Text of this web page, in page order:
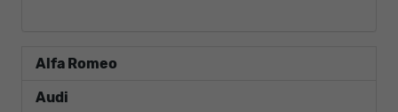
Alfa Romeo
Audi